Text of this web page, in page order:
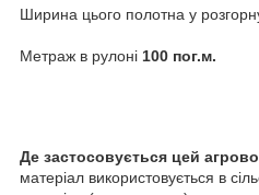
Ширина цього полотна у
Метраж в рулоні 100 пог.м.
Де застосовується цей
матеріал використовується в